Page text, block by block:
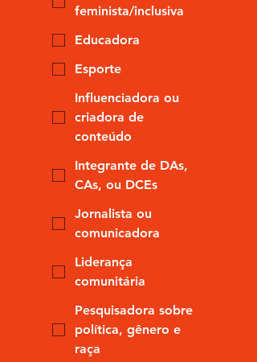
feminista/inclusiva
Educadora
Esporte
Influenciadora ou
criadora de
conteúdo
Integrante de DAs,
CAs, ou DCEs
Jornalista ou
comunicadora
Liderança
comunitária
Pesquisadora sobre
política, gênero e
raça